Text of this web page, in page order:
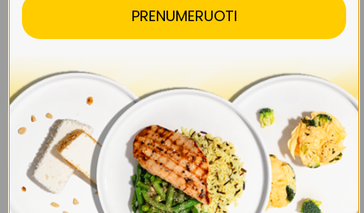
Sukurk savo savaitę iki 7 dienų
PRENUMERUOTI